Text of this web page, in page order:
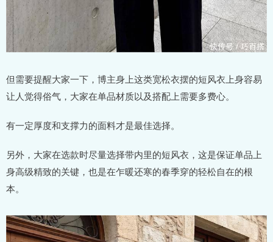
但需要提醒大家一下，博主身上这类宽松衣摆的短风衣上身容易
让人觉得俗气，大家在单品材质以及搭配上需要多费心。
有一定厚度和支撑力的面料才是最佳选择。
另外，大家在选款时尽量选择带内里的短风衣，这是保证单品上
身高级精致的关键，也是在乍暖还寒的春季穿的轻松自在的根
本。